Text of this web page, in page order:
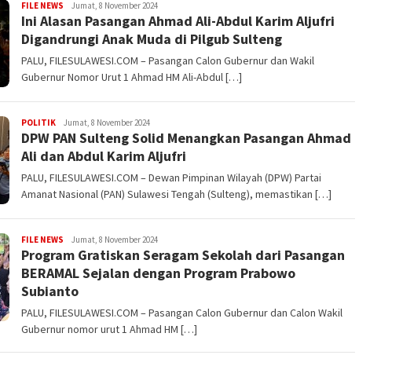
FILE NEWS FILESULAWESI
Jumat, 8 November 2024
Ini Alasan Pasangan Ahmad Ali-Abdul Karim Aljufri
Digandrungi Anak Muda di Pilgub Sulteng
PALU, FILESULAWESI.COM – Pasangan Calon Gubernur dan Wakil
Gubernur Nomor Urut 1 Ahmad HM Ali-Abdul […]
POLITIK FILESULAWESI
Jumat, 8 November 2024
DPW PAN Sulteng Solid Menangkan Pasangan Ahmad
Ali dan Abdul Karim Aljufri
PALU, FILESULAWESI.COM – Dewan Pimpinan Wilayah (DPW) Partai
Amanat Nasional (PAN) Sulawesi Tengah (Sulteng), memastikan […]
FILE NEWS FILESULAWESI
Jumat, 8 November 2024
Program Gratiskan Seragam Sekolah dari Pasangan
BERAMAL Sejalan dengan Program Prabowo
Subianto
PALU, FILESULAWESI.COM – Pasangan Calon Gubernur dan Calon Wakil
Gubernur nomor urut 1 Ahmad HM […]